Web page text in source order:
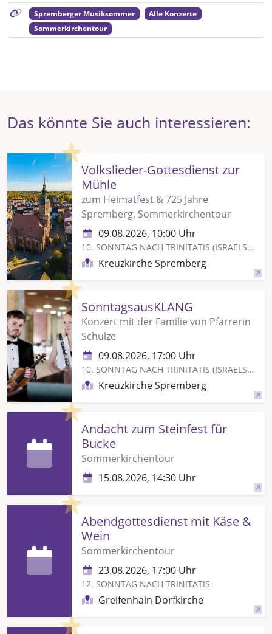
Spremberger Musiksommer
Alle Konzerte
Sommerkirchentour
Das könnte Sie auch interessieren:
Highlight
Volkslieder-Gottesdienst zur
Mühle
zum Heimatfest & 725 Jahre
Spremberg, Sommerkirchentour
09.08.2026, 10:00 Uhr
10. SONNTAG NACH TRINITATIS (ISRAELSONNTAG)
Kreuzkirche Spremberg
Highlight
SonntagsausKLANG
Konzert mit der Familie von Pfarrerin
Schulze
09.08.2026, 17:00 Uhr
10. SONNTAG NACH TRINITATIS (ISRAELSONNTAG)
Kreuzkirche Spremberg
Highlight
Andacht zum Steinfest für
Bucke
Sommerkirchentour
15.08.2026, 14:30 Uhr
Highlight
Abendgottesdienst mit Käse &
Wein
Sommerkirchentour
23.08.2026, 17:00 Uhr
12. SONNTAG NACH TRINITATIS
Greifenhain Dorfkirche
Highlight